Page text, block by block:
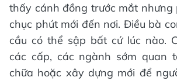
thấy cánh đồng trước mắt nhưng
chục phút mới đến nơi. Điều bà
cầu có thể sập bất cứ lúc nào.
các cấp, các ngành sớm quan
chữa hoặc xây dựng mới để